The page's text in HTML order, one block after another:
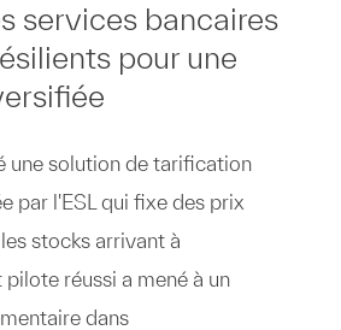
services bancaires
pour une
une solution de tarification
par l'ESL qui fixe des prix
stocks arrivant à
réussi a mené à un
dans